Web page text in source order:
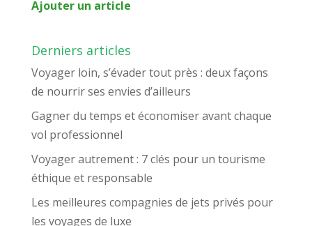
Ajouter un article
Derniers articles
Voyager loin, s’évader tout près : deux façons
de nourrir ses envies d’ailleurs
Gagner du temps et économiser avant chaque
vol professionnel
Voyager autrement : 7 clés pour un tourisme
éthique et responsable
Les meilleures compagnies de jets privés pour
les voyages de luxe